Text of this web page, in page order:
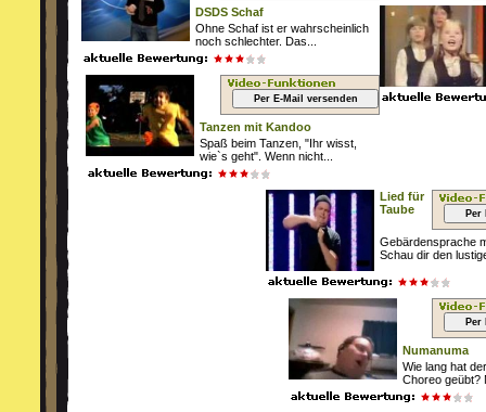
DSDS Schaf
Ohne Schaf ist er wahrscheinlich
noch schlechter. Das...
Per E-Mail versenden
Tanzen mit Kandoo
Spaß beim Tanzen, "Ihr wisst,
wie`s geht". Wenn nicht...
Per
Lied für
Taube
Gebärdensprache
Schau dir den
Per
Numanuma
Wie lang hat
Choreo geübt?